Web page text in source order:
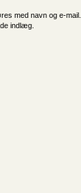
med navn og e-
indlæg.